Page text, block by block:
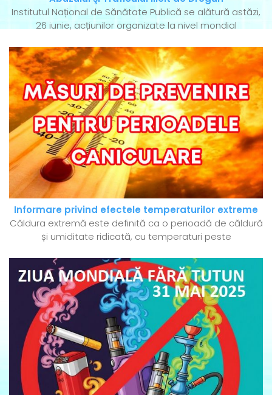
Institutul Național de Sănătate Publică se alătură astăzi,
26 iunie, acțiunilor organizate la nivel mondial
Informare privind efectele temperaturilor extreme
Căldura extremă este definită ca o perioadă de căldură
și umiditate ridicată, cu temperaturi peste